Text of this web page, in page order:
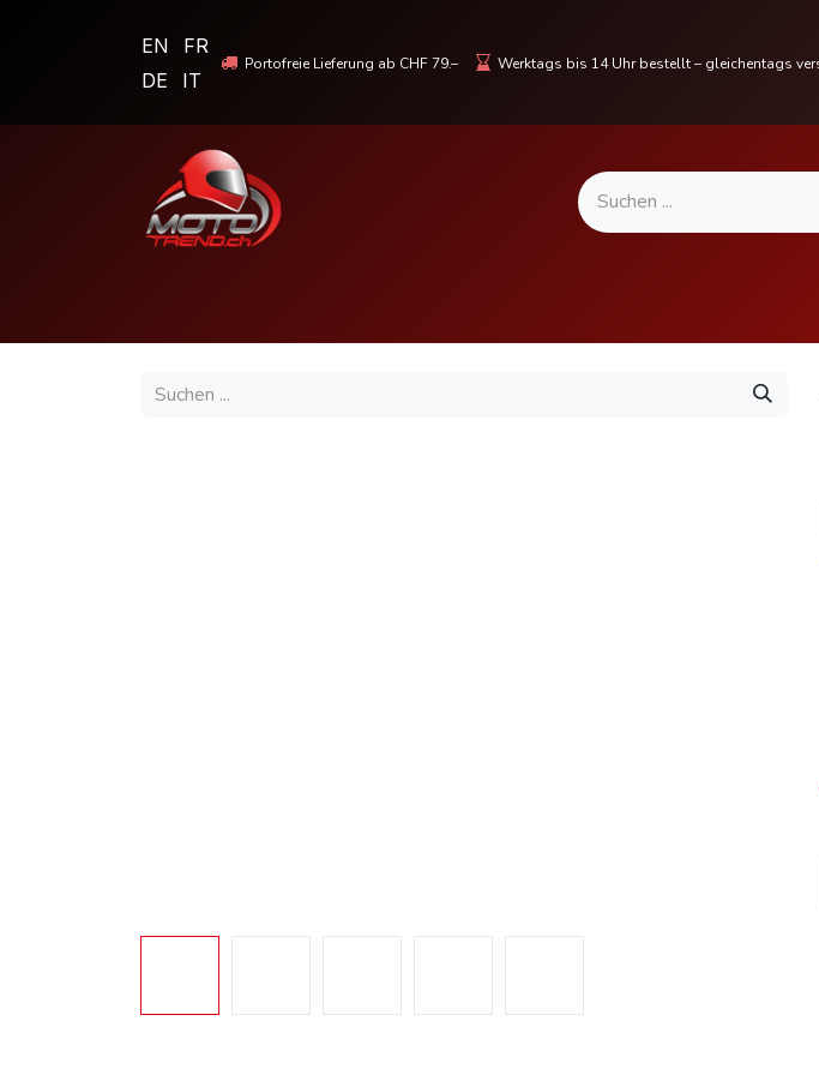
EN
FR
DE
IT
Portofreie Lieferung ab CHF 79.– Werktags bis 14 Uhr bestellt – gleichentags